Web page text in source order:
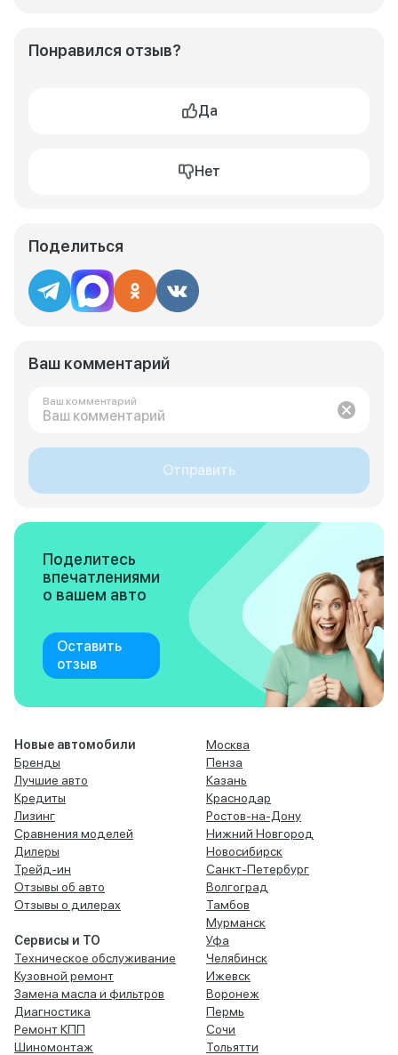
Понравился отзыв?
Да
Нет
Поделиться
Ваш комментарий
Ваш комментарий
Отправить
Поделитесь
впечатлениями
о вашем авто
Оставить
отзыв
Новые автомобили
Бренды
Лучшие авто
Кредиты
Лизинг
Сравнения моделей
Дилеры
Трейд-ин
Отзывы об авто
Отзывы о дилерах
Сервисы и ТО
Техническое обслуживание
Кузовной ремонт
Замена масла и фильтров
Диагностика
Ремонт КПП
Шиномонтаж
Москва
Пенза
Казань
Краснодар
Ростов-на-Дону
Нижний Новгород
Новосибирск
Санкт-Петербург
Волгоград
Тамбов
Мурманск
Уфа
Челябинск
Ижевск
Воронеж
Пермь
Сочи
Тольятти